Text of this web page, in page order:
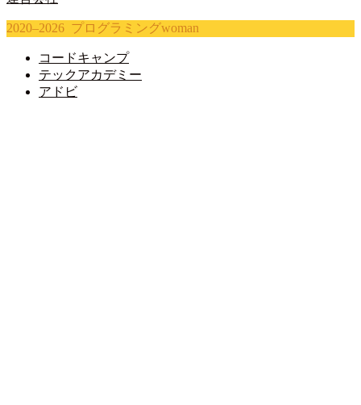
2020–2026 プログラミングwoman
コードキャンプ
テックアカデミー
アドビ